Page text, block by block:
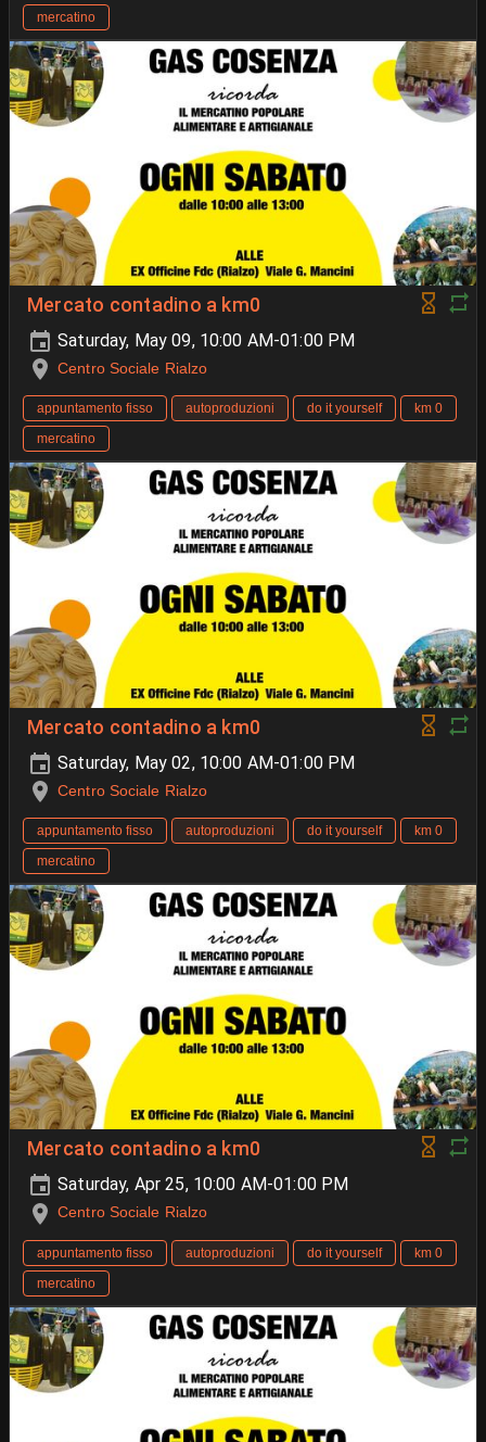
mercatino
Mercato contadino a km0
Saturday, May 09, 10:00 AM-01:00 PM
Centro Sociale Rialzo
appuntamento fisso autoproduzioni do it yourself
km 0
mercatino
Mercato contadino a km0
Saturday, May 02, 10:00 AM-01:00 PM
Centro Sociale Rialzo
appuntamento fisso autoproduzioni do it yourself
km 0
mercatino
Mercato contadino a km0
Saturday, Apr 25, 10:00 AM-01:00 PM
Centro Sociale Rialzo
appuntamento fisso autoproduzioni do it yourself
km 0
mercatino